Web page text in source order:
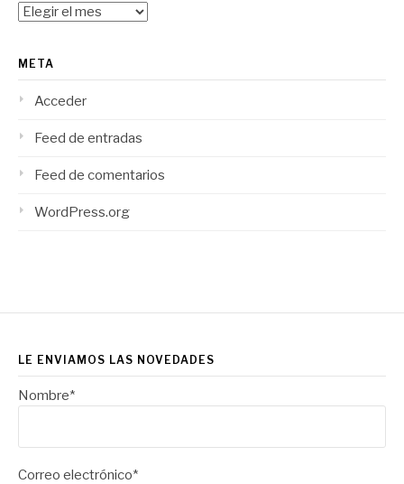
Archivos
META
Acceder
Feed de entradas
Feed de comentarios
WordPress.org
LE ENVIAMOS LAS NOVEDADES
Nombre*
Correo electrónico*